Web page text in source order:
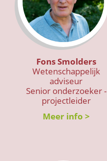
Fons Smolders
Wetenschappelijk
adviseur
Senior onderzoeker -
projectleider
Meer info >